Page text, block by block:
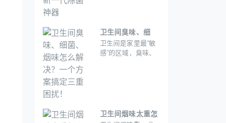
卫生间臭味、细
菌、烟味怎么解
决？一个方案搞定
卫生间是家里最“敏
感”的区域，臭味、
威胁健康;烟味则像
“幽灵”一样挥之不
卫生间烟味太重怎